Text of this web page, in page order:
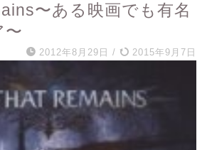
〜ある映画でも有名
〜
2012年8月29日 / 2015年9月7日